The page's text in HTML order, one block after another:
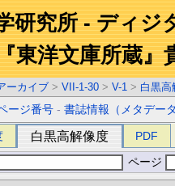
研究所 - ディジ
東洋文庫所蔵』
ーカイブ > VII-1-30 > V-1 > 白黒高
ージ番号 -書誌情報（メタデー
白黒高解像度 PDF
ページ